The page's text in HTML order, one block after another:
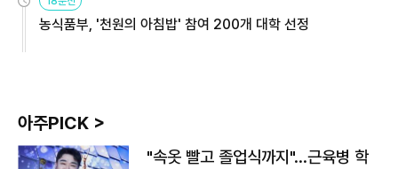
농식품부, '천원의 아침밥' 참여 200개 대학 선정
아주PICK >
"속옷 빨고 졸업식까지"…근육병 학